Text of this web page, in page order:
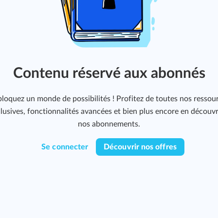
Contenu réservé aux abonnés
un monde de possibilités ! Profitez de toutes nos
fonctionnalités avancées et bien plus encore en
nos abonnements.
Se connecter Découvrir nos offres